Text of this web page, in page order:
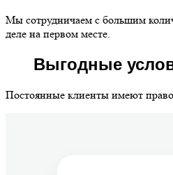
Мы сотрудничаем с большим
деле на первом месте.
Выгодные
Постоянные клиенты имеют право